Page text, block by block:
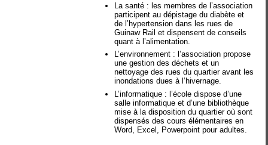
La santé : les membres de l’association
participent au dépistage du diabète et
de l’hypertension dans les rues de
Guinaw Rail et dispensent de conseils
quant à l’alimentation.
L’environnement : l’association propose
une gestion des déchets et un
nettoyage des rues du quartier avant les
inondations dues à l’hivernage.
L’informatique : l’école dispose d’une
salle informatique et d’une bibliothèque
mise à la disposition du quartier où sont
dispensés des cours élémentaires en
Word, Excel, Powerpoint pour adultes.